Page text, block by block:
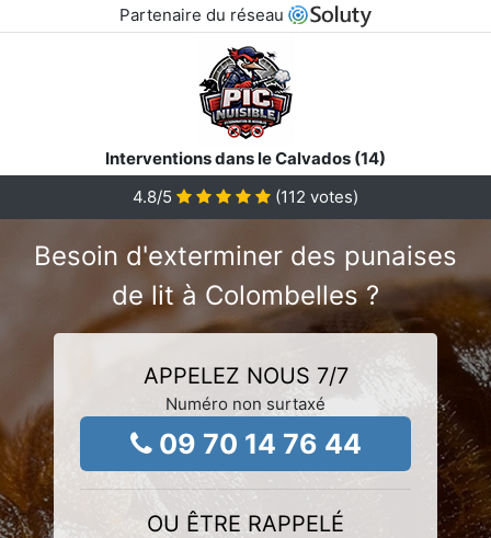
Partenaire du réseau
Interventions dans le Calvados (14)
4.8/5 (112 votes)
Besoin d'exterminer des punaises
de lit à Colombelles ?
APPELEZ NOUS 7/7
Numéro non surtaxé
09 70 14 76 44
OU ÊTRE RAPPELÉ